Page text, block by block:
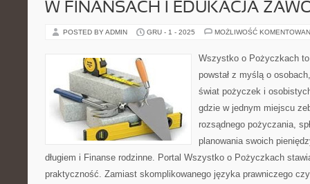
W FINANSACH I EDUKACJA
POSTED BY ADMIN GRU - 1 - 2025 MOŻLIWOŚĆ
Wszystko o Pożyczkach
powstał z myślą o
świat pożyczek i
gdzie w jednym miejscu
rozsądnego pożyczania,
planowania swoich
długiem i Finanse rodzinne. Portal Wszystko o Pożyczkach
praktyczność. Zamiast skomplikowanego języka prawniczego